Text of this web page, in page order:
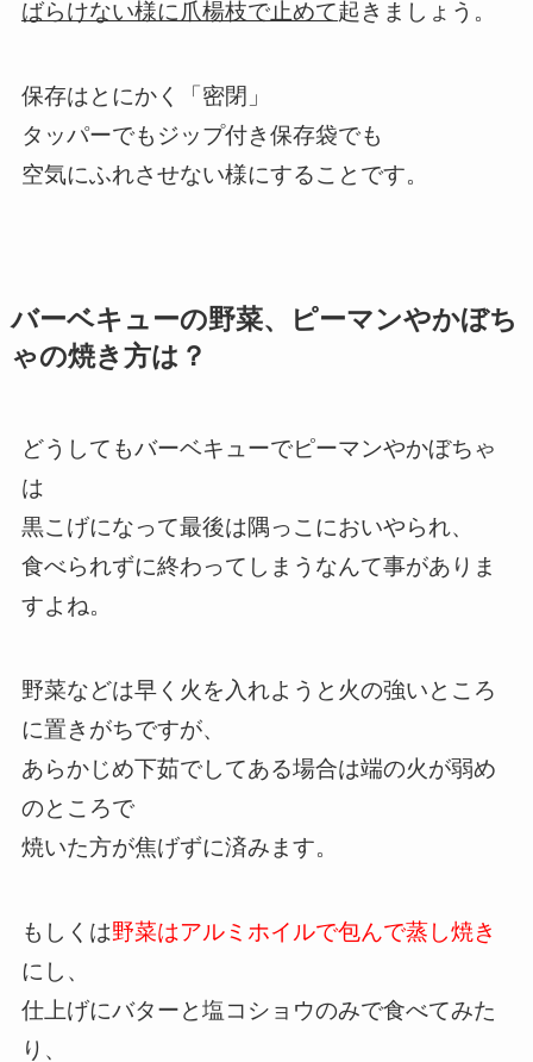
ばらけない様に爪楊枝で止めて起きましょう。
保存はとにかく「密閉」
タッパーでもジップ付き保存袋でも
空気にふれさせない様にすることです。
バーベキューの野菜、ピーマンやかぼち
ゃの焼き方は？
どうしてもバーベキューでピーマンやかぼちゃ
は
黒こげになって最後は隅っこにおいやられ、
食べられずに終わってしまうなんて事がありま
すよね。
野菜などは早く火を入れようと火の強いところ
に置きがちですが、
あらかじめ下茹でしてある場合は端の火が弱め
のところで
焼いた方が焦げずに済みます。
もしくは野菜はアルミホイルで包んで蒸し焼き
にし、
仕上げにバターと塩コショウのみで食べてみた
り、